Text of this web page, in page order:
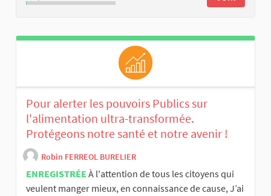
Pour alerter les pouvoirs Publics sur
l'alimentation ultra-transformée.
Protégeons notre santé et notre avenir !
Robin FERREOL BURELIER
ENREGISTRÉE À l'attention de tous les citoyens qui
veulent manger mieux, en connaissance de cause, J’ai